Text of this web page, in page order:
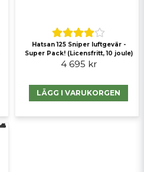
Hatsan 125 Sniper luftgevär -
Super Pack! (Licensfritt, 10 joule)
4 695 kr
LÄGG I VARUKORGEN